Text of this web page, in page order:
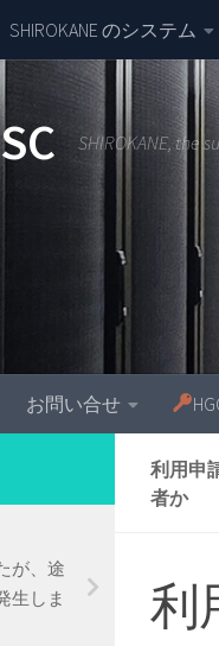
SHIROKANE のシステム
SHIROKANE, the
お問い合せ
利用申
者か
利
が、途
生しま